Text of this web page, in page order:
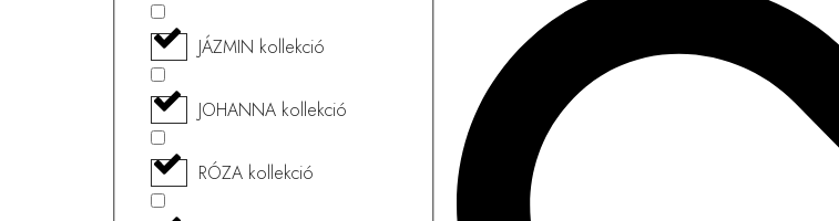
JÁZMIN kollekció
JOHANNA kollekció
RÓZA kollekció